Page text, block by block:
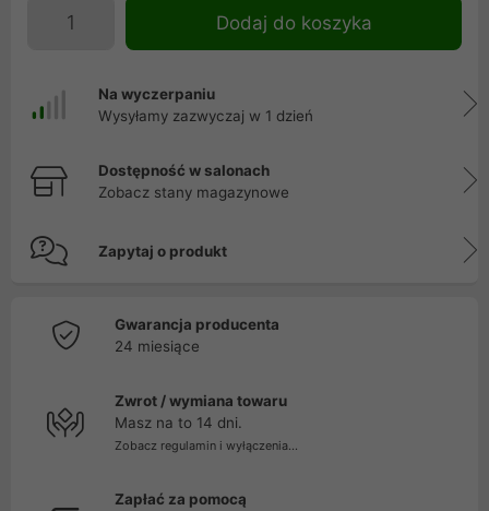
Dodaj do koszyka
Na wyczerpaniu
Wysyłamy zazwyczaj w 1 dzień
Dostępność w salonach
Zobacz stany magazynowe
Zapytaj o produkt
Gwarancja producenta
24 miesiące
Zwrot / wymiana towaru
Masz na to 14 dni.
Zobacz regulamin i wyłączenia...
Zapłać za pomocą